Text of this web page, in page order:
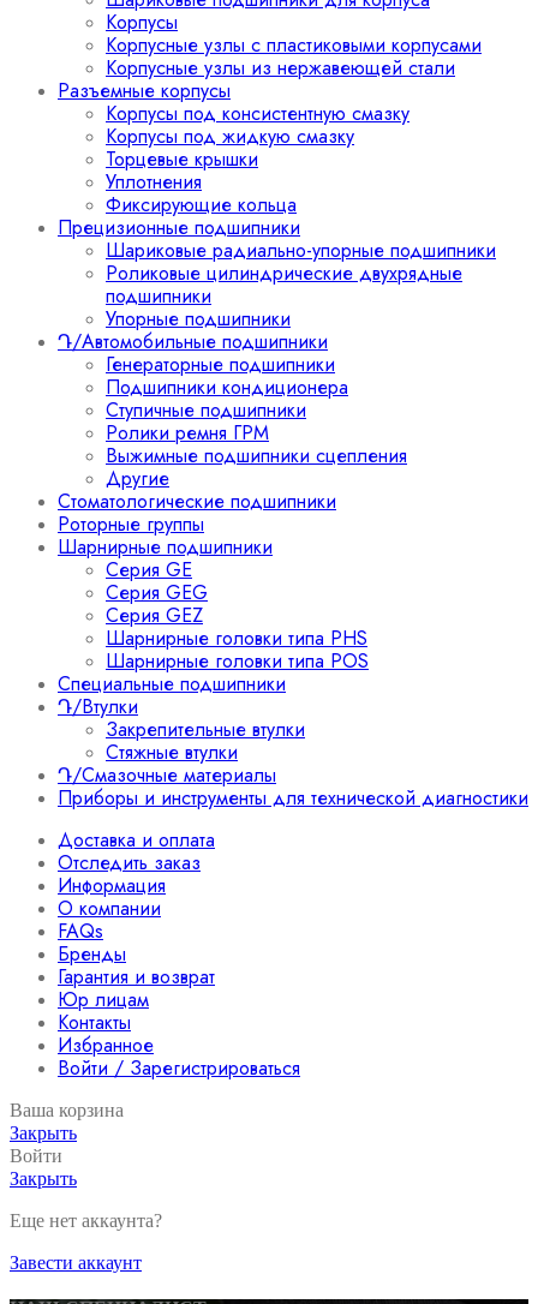
Корпусы
Корпусные узлы с пластиковыми корпусами
Корпусные узлы из нержавеющей стали
Разъемные корпусы
Корпусы под консистентную смазку
Корпусы под жидкую смазку
Торцевые крышки
Уплотнения
Фиксирующие кольца
Прецизионные подшипники
Шариковые радиально-упорные подшипники
Роликовые цилиндрические двухрядные
подшипники
Упорные подшипники
Դ/Автомобильные подшипники
Генераторные подшипники
Подшипники кондиционера
Ступичные подшипники
Ролики ремня ГРМ
Выжимные подшипники сцепления
Другие
Стоматологические подшипники
Роторные группы
Шарнирные подшипники
Серия GE
Серия GEG
Серия GEZ
Шарнирные головки типа PHS
Шарнирные головки типа POS
Специальные подшипники
Դ/Втулки
Закрепительные втулки
Стяжные втулки
Դ/Смазочные материалы
Приборы и инструменты для технической диагностики
Доставка и оплата
Отследить заказ
Информация
О компании
FAQs
Бренды
Гарантия и возврат
Юр лицам
Контакты
Избранное
Войти / Зарегистрироваться
Ваша корзина
Закрыть
Войти
Закрыть
Еще нет аккаунта?
Завести аккаунт